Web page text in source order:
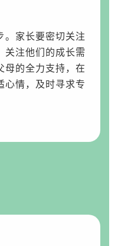
。家长要密切关注
关注他们的成长需
母的全力支持，在
心情，及时寻求专